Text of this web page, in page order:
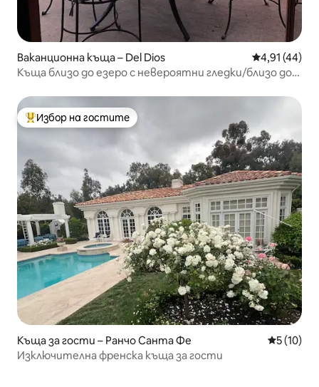
Ваканционна къща – Del Dios Средна
4,91 (44)
Къща близо до езеро с невероятни гледки/близо до
Най-популярен избор на гостите
Избор на гостите
Къща за гости – Ранчо Санта Фе Средна
5 (10)
Изключителна френска къща за гости